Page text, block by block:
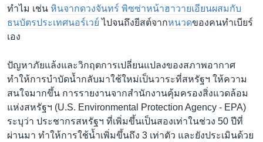
ทำไม เช่น หินจากดวงจันทร์ พิซซ่าหน้าฮาวายเอียนผสมกับ
ธนบัตรประเทศนอร์เวย์ ไปจนถึงยีสต์จากหนวดของคนทำเบียร์
เอง
ปัญหาภัยแล้งและวิกฤตการเปลี่ยนแปลงของสภาพอากาศ
ทำให้การบำบัดน้ำกลับมาใช้ใหม่เป็นวาระที่สหรัฐฯ ให้ความ
สนใจมากขึ้น การรายงานจากสำนักงานคุ้มครองสิ่งแวดล้อม
แห่งสหรัฐฯ (U.S. Environmental Protection Agency - EPA)
ระบุว่า ประชากรสหรัฐฯ ที่เพิ่มขึ้นเป็นสองเท่าในช่วง 50 ปีที่
ผ่านมา ทำให้การใช้น้ำเพิ่มขึ้นถึง 3 เท่าตัว และยังประเมินด้วย